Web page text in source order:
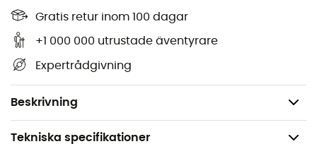
Gratis retur inom 100 dagar
+1 000 000 utrustade äventyrare
Expertrådgivning
Beskrivning
2 handfickor
1 sidoficka med dragkedja
Vikt: 330 g
Tekniska specifikationer